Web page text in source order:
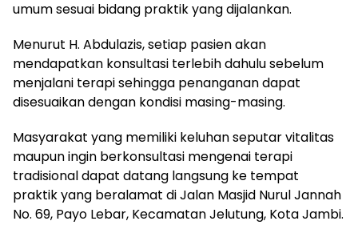
umum sesuai bidang praktik yang dijalankan.
Menurut H. Abdulazis, setiap pasien akan
mendapatkan konsultasi terlebih dahulu sebelum
menjalani terapi sehingga penanganan dapat
disesuaikan dengan kondisi masing-masing.
Masyarakat yang memiliki keluhan seputar vitalitas
maupun ingin berkonsultasi mengenai terapi
tradisional dapat datang langsung ke tempat
praktik yang beralamat di Jalan Masjid Nurul Jannah
No. 69, Payo Lebar, Kecamatan Jelutung, Kota Jambi.